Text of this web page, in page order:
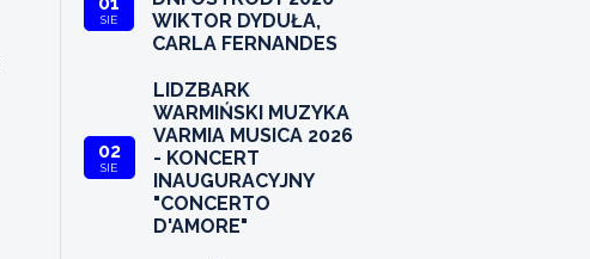
SIE
WIKTOR DYDUŁA,
CARLA FERNANDES
02
SIE
LIDZBARK
WARMIŃSKI MUZYKA
VARMIA MUSICA 2026
- KONCERT
INAUGURACYJNY
"CONCERTO
D'AMORE"